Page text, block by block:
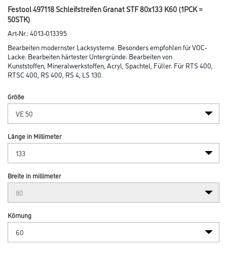
Festool 497118 Schleifstreifen Granat STF 80x133 K60 (1PCK =
50STK)
Art-Nr.:4013-013395
Bearbeiten modernster Lacksysteme. Besonders empfohlen für VOC-
Lacke. Bearbeiten härtester Untergründe. Bearbeiten von
Kunststoffen, Mineralwerkstoffen, Acryl, Spachtel, Füller. Für RTS 400,
RTSC 400, RS 400, RS 4, LS 130.
Größe
Länge in Millimeter
Breite in millimeter
Körnung